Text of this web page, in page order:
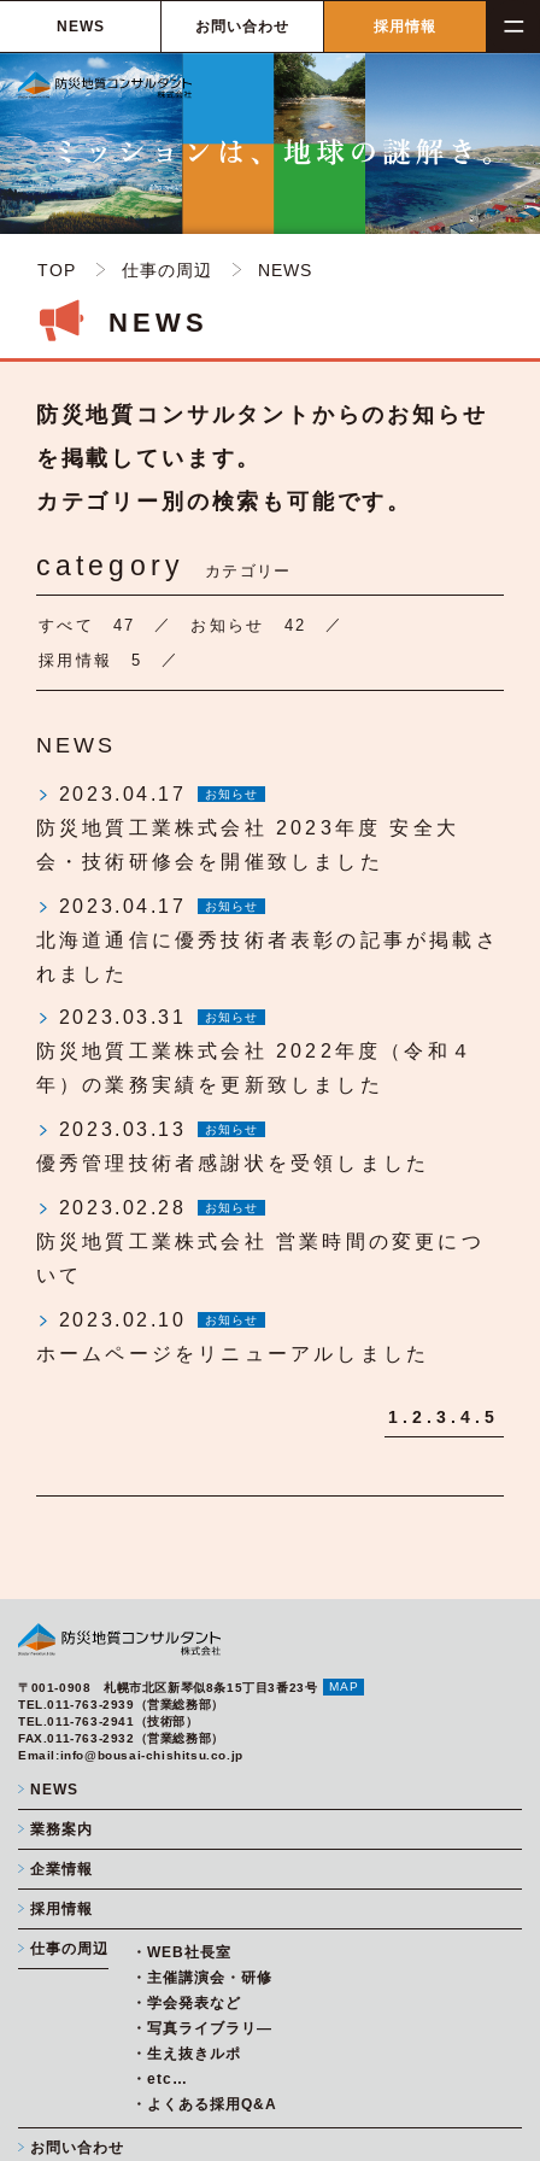
NEWS お問い合わせ 採用情報
TOP 仕事の周辺 NEWS
NEWS
防災地質コンサルタントからのお知らせ
を掲載しています。
カテゴリー別の検索も可能です。
category カテゴリー
すべて 47 お知らせ
42
採用情報
5
NEWS
2023.04.17 お知らせ
防災地質工業株式会社 2023年度 安全大
会・技術研修会を開催致しました
2023.04.17 お知らせ
北海道通信に優秀技術者表彰の記事が掲載さ
れました
2023.03.31 お知らせ
防災地質工業株式会社 2022年度（令和４
年）の業務実績を更新致しました
2023.03.13 お知らせ
優秀管理技術者感謝状を受領しました
2023.02.28 お知らせ
防災地質工業株式会社 営業時間の変更につ
いて
2023.02.10 お知らせ
ホームページをリニューアルしました
1 2 3 4 5
〒001-0908 札幌市北区新琴似8条15丁目3番23号
MAP
TEL.011-763-2939（営業総務部）
TEL.011-763-2941（技術部）
FAX.011-763-2932（営業総務部）
Email:info@bousai-chishitsu.co.jp
NEWS
業務案内
企業情報
採用情報
仕事の周辺
・WEB社長室
・主催講演会・研修
・学会発表など
・写真ライブラリ―
・生え抜きルポ
・etc…
・よくある採用Q&A
お問い合わせ